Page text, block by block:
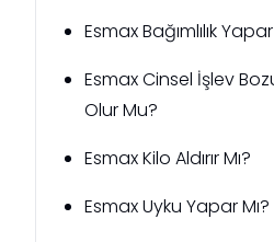
Esmax Bağımlılık Yapar
Esmax Cinsel İşlev
Olur Mu?
Esmax Kilo Aldırır Mı?
Esmax Uyku Yapar Mı?